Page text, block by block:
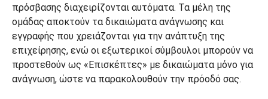
πρόσβασης διαχειρίζονται αυτόματα. Τα μέλη της
ομάδας αποκτούν τα δικαιώματα ανάγνωσης και
εγγραφής που χρειάζονται για την ανάπτυξη της
επιχείρησης, ενώ οι εξωτερικοί σύμβουλοι μπορούν να
προστεθούν ως «Επισκέπτες» με δικαιώματα μόνο για
ανάγνωση, ώστε να παρακολουθούν την πρόοδό σας.